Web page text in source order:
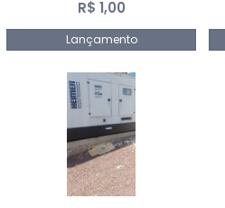
R$ 1,00
Lançamento